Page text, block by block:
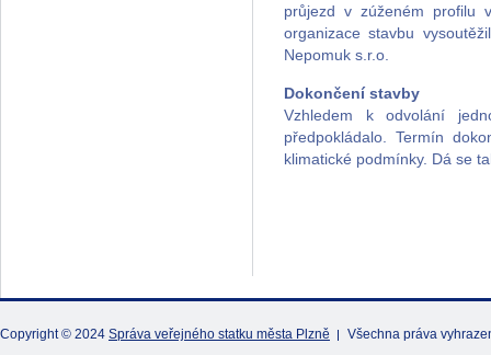
průjezd v zúženém profilu
organizace stavbu
Nepomuk s.r.o.
Dokončení stavby
Vzhledem k odvolání
předpokládalo. Termín
klimatické podmínky. Dá se
Copyright © 2024 Správa veřejného statku města Plzně Všechna práva